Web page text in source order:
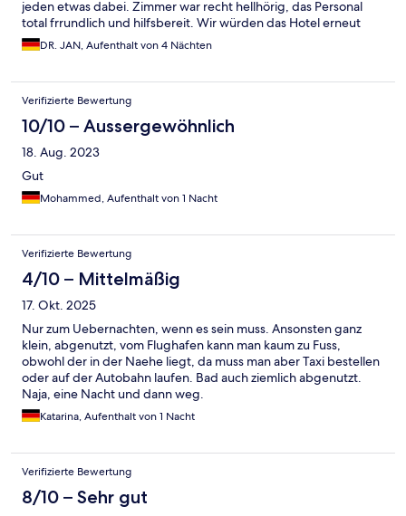
jeden etwas dabei. Zimmer war recht hellhörig, das Personal
total frrundlich und hilfsbereit. Wir würden das Hotel erneut
buchen.
DR. JAN, Aufenthalt von 4 Nächten
Verifizierte Bewertung
10/10 – Aussergewöhnlich
18. Aug. 2023
Gut
Mohammed, Aufenthalt von 1 Nacht
Verifizierte Bewertung
4/10 – Mittelmäßig
17. Okt. 2025
Nur zum Uebernachten, wenn es sein muss. Ansonsten ganz
klein, abgenutzt, vom Flughafen kann man kaum zu Fuss,
obwohl der in der Naehe liegt, da muss man aber Taxi bestellen
oder auf der Autobahn laufen. Bad auch ziemlich abgenutzt.
Naja, eine Nacht und dann weg.
Katarina, Aufenthalt von 1 Nacht
Verifizierte Bewertung
8/10 – Sehr gut